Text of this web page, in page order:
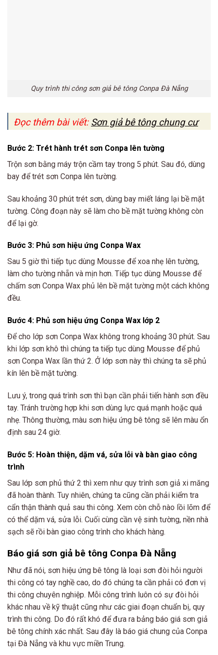
Quy trình thi công sơn giả bê tông Conpa Đà Nẵng
Đọc thêm bài viết: Sơn giả bê tông chung cư
Bước 2: Trét hành trét sơn Conpa lên tường
Trộn sơn bằng máy trộn cầm tay trong 5 phút. Sau đó, dùng
bay để trét sơn Conpa lên tường.
Sau khoảng 30 phút trét sơn, dùng bay miết láng lại bề mặt
tường. Công đoạn này sẽ làm cho bề mặt tường không còn
để lại gờ.
Bước 3: Phủ sơn hiệu ứng Conpa Wax
Sau 5 giờ thì tiếp tục dùng Mousse để xoa nhẹ lên tường,
làm cho tường nhẵn và mịn hơn. Tiếp tục dùng Mousse để
chấm sơn Conpa Wax phủ lên bề mặt tường một cách không
đều.
Bước 4: Phủ sơn hiệu ứng Conpa Wax lớp 2
Để cho lớp sơn Conpa Wax không trong khoảng 30 phút. Sau
khi lớp sơn khô thì chúng ta tiếp tục dùng Mousse để phủ
sơn Conpa Wax lần thứ 2. Ở lớp sơn này thì chúng ta sẽ phủ
kín lên bề mặt tường.
Lưu ý, trong quá trình sơn thì bạn cần phải tiến hành sơn đều
tay. Tránh trường hợp khi sơn dùng lực quá mạnh hoặc quá
nhẹ. Thông thường, màu sơn hiệu ứng bê tông sẽ lên màu ổn
định sau 24 giờ.
Bước 5: Hoàn thiện, dặm vá, sửa lỗi và bàn giao công
trình
Sau lớp sơn phủ thứ 2 thì xem như quy trình sơn giả xi măng
đã hoàn thành. Tuy nhiên, chúng ta cũng cần phải kiểm tra
cẩn thận thành quả sau thi công. Xem còn chỗ nào lồi lõm để
có thể dặm vá, sửa lỗi. Cuối cùng cần vệ sinh tường, nền nhà
sạch sẽ rồi bàn giao công trình cho khách hàng.
Báo giá sơn giả bê tông Conpa Đà Nẵng
Như đã nói, sơn hiệu ứng bê tông là loại sơn đòi hỏi người
thi công có tay nghề cao, do đó chúng ta cần phải có đơn vị
thi công chuyên nghiệp. Mỗi công trình luôn có sự đòi hỏi
khác nhau về kỹ thuật cũng như các giai đoạn chuẩn bị, quy
trình thi công. Do đó rất khó để đưa ra bảng báo giá sơn giả
bê tông chính xác nhất. Sau đây là báo giá chung của Conpa
tại Đà Nẵng và khu vực miền Trung.